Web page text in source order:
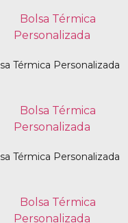
Térmica Personalizada
Térmica Personalizada